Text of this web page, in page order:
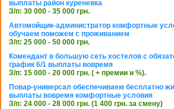
выплаты район куреневка
З/п: 30 000 - 35 000 грн.
Автомойщик-администратор комфортные
обучаем поможем с проживанием
З/п: 25 000 - 50 000 грн.
Комендант в большую сеть хостелов с
график 6/1 выплаты вовремя
З/п: 15 000 - 20 000 грн. ( + премии и %).
Повар-универсал обеспечиваем бесплатно
выплаты вовремя комфортные условия
З/п: 24 000 - 28 000 грн. (1 400 грн. за смену)